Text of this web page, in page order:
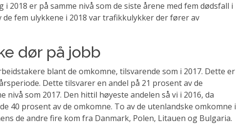
2018 er på samme nivå som de siste årene med fem dødsfall i
de fem ulykkene i 2018 var trafikkulykker der fører av
dør på jobb
blant de omkomne, tilsvarende som i 2017. Dette er
Dette tilsvarer en andel på 21 prosent av de
nivå som 2017. Den hittil høyeste andelen så vi i 2016, da
40 prosent av de omkomne. To av de utenlandske omkomne i
de andre fire kom fra Danmark, Polen, Litauen og Bulgaria.